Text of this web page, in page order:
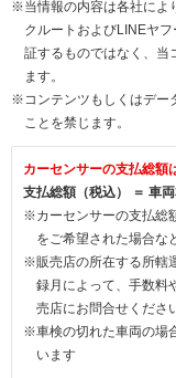
※当情報の内容は各社によ
クルートおよびLINEヤ
証するものではなく、当
ます。
※コンテンツもしくはデー
ことを禁じます。
カーセンサーの支払総額
支払総額（税込） ＝ 車
※カーセンサーの支払総
をご希望された場合な
※販売店の所在する所轄
録月によって、手数料
売店にお問合せくださ
※車検の切れた車両の場
います